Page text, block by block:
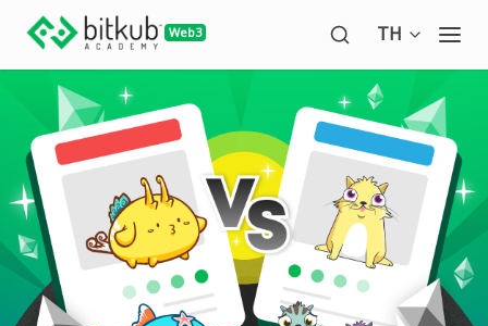
Open
TH